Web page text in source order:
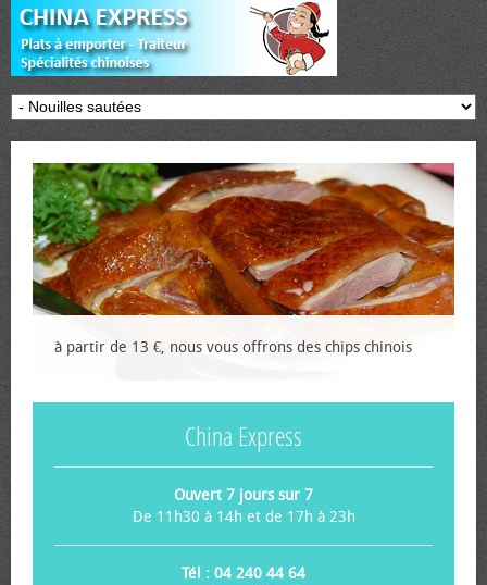
à partir de 13 €, nous vous offrons des chips chinois
China Express
Ouvert 7 jours sur 7
De 11h30 à 14h et de 17h à 23h
Tél : 04 240 44 64